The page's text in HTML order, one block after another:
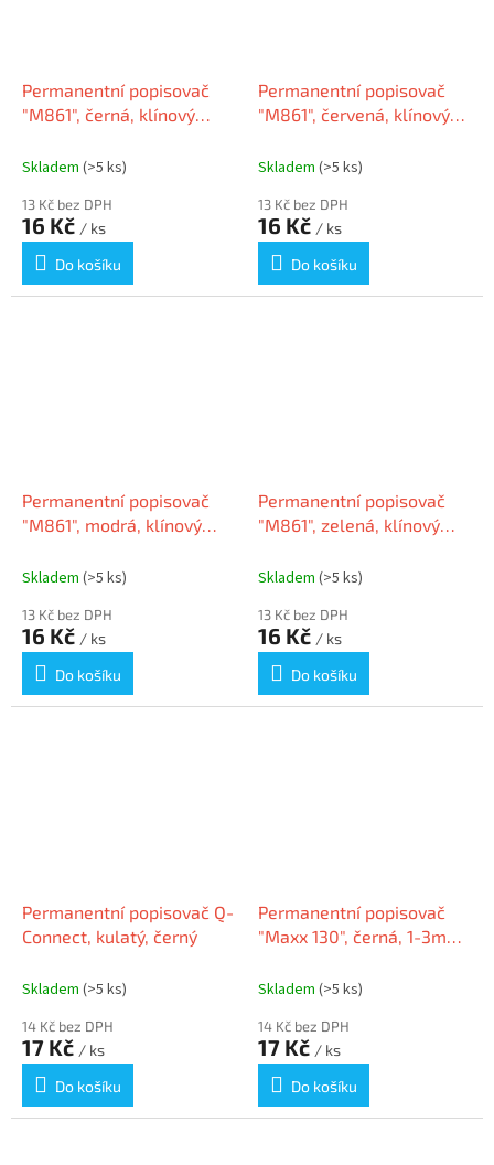
Permanentní popisovač
"M861", černá, klínový
Skladem (>5 ks)
13 Kč bez DPH
16 Kč / ks
Do košíku
Permanentní popisovač
"M861", červená, klínový
Skladem (>5 ks)
13 Kč bez DPH
16 Kč / ks
Do košíku
Permanentní popisovač
"M861", modrá, klínový
Skladem (>5 ks)
13 Kč bez DPH
16 Kč / ks
Do košíku
Permanentní popisovač
"M861", zelená, klínový
Skladem (>5 ks)
13 Kč bez DPH
16 Kč / ks
Do košíku
Permanentní popisovač Q-
Connect, kulatý, černý
Skladem (>5 ks)
14 Kč bez DPH
17 Kč / ks
Do košíku
Permanentní popisovač
"Maxx 130", černá, 1-3mm,
Skladem (>5 ks)
14 Kč bez DPH
17 Kč / ks
Do košíku